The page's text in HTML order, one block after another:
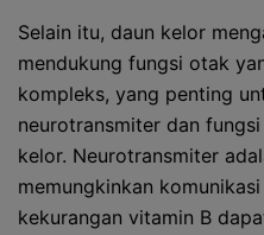
Selain itu, daun kelor
mendukung fungsi otak
kompleks, yang penting
neurotransmiter dan
kelor. Neurotransmiter
memungkinkan
kekurangan vitamin B